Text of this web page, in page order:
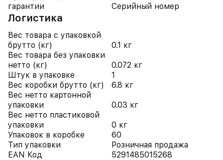
гарантии
Серийный номер
Логистика
Вес товара с упаковкой
брутто (кг)
0.1 кг
Вес товара без упаковки
нетто (кг)
0.072 кг
Штук в упаковке
1
Вес коробки брутто (кг)
6.8 кг
Вес нетто картонной
упаковки
0.03 кг
Вес нетто пластиковой
упаковки
0 кг
Упаковок в коробке
60
Тип упаковки
Розничная продажа
EAN Код
5291485015268